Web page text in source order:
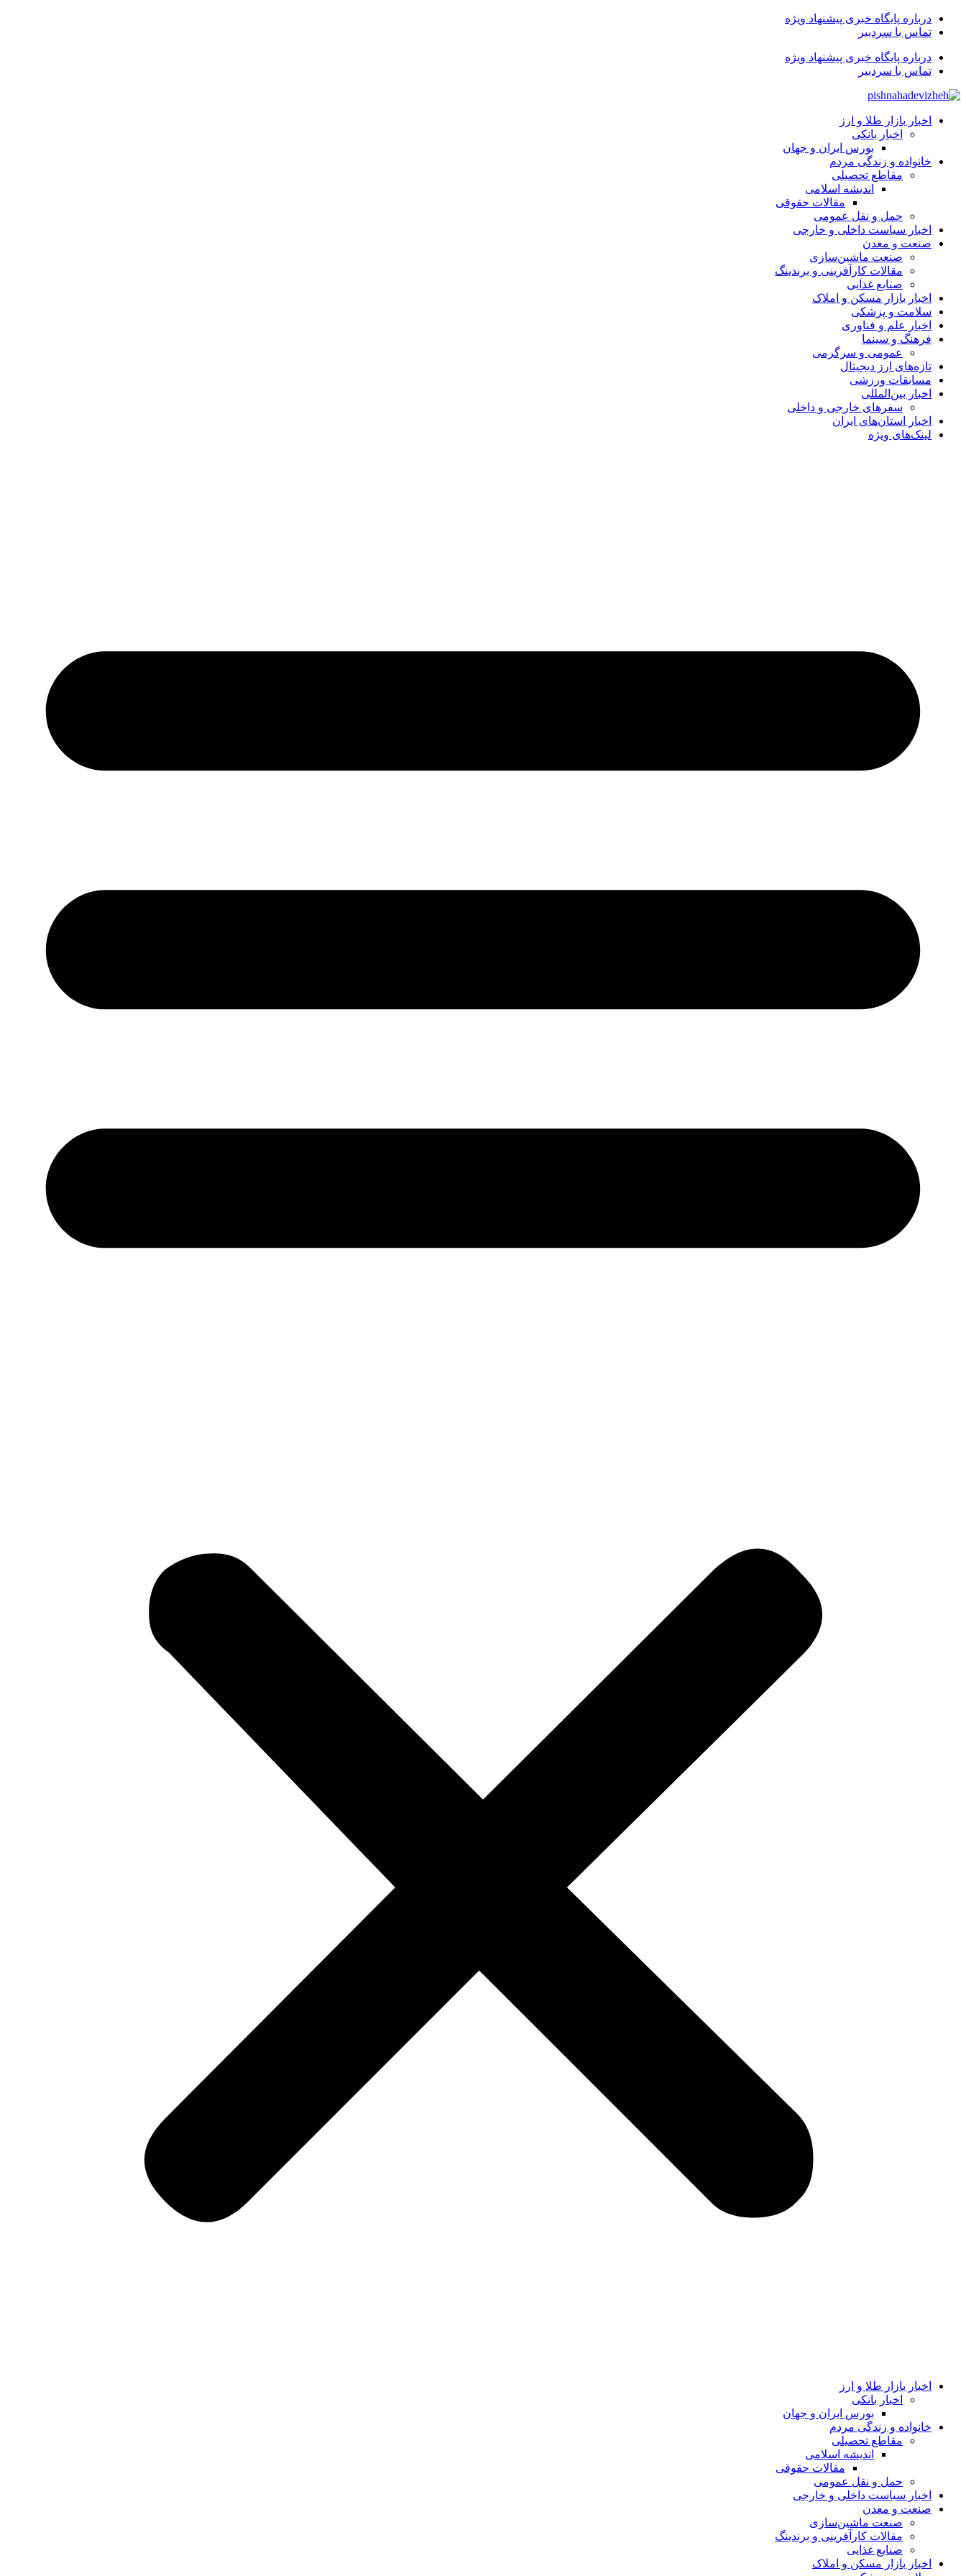
درباره پایگاه خبری پیشنهاد ویژه
تماس با سردبیر
درباره پایگاه خبری پیشنهاد ویژه
تماس با سردبیر
اخبار بازار طلا و ارز
اخبار بانکی
بورس ایران و جهان
خانواده و زندگی مردم
مقاطع تحصیلی
اندیشه اسلامی
مقالات حقوقی
حمل و نقل عمومی
اخبار سیاست داخلی و خارجی
صنعت و معدن
صنعت ماشین‌سازی
مقالات کارآفرینی و برندینگ
صنایع غذایی
اخبار بازار مسکن و املاک
سلامت و پزشکی
اخبار علم و فناوری
فرهنگ و سینما
عمومی و سرگرمی
تازه‌های ارز دیجیتال
مسابقات ورزشی
اخبار بین‌المللی
سفرهای خارجی و داخلی
اخبار استان‌های ایران
لینک‌های ویژه
اخبار بازار طلا و ارز
اخبار بانکی
بورس ایران و جهان
خانواده و زندگی مردم
مقاطع تحصیلی
اندیشه اسلامی
مقالات حقوقی
حمل و نقل عمومی
اخبار سیاست داخلی و خارجی
صنعت و معدن
صنعت ماشین‌سازی
مقالات کارآفرینی و برندینگ
صنایع غذایی
اخبار بازار مسکن و املاک